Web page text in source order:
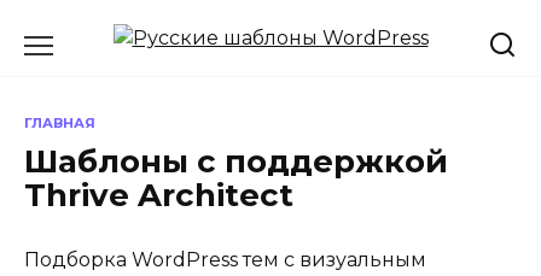
ГЛАВНАЯ
Шаблоны с поддержкой
Thrive Architect
Подборка WordPress тем с визуальным